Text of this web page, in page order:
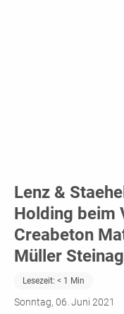
Lenz &
Holding beim
Creabeton
Müller
Lesezeit: < 1 Min
Sonntag, 06. Juni 2021